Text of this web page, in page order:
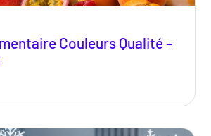
Couleurs Qualité –